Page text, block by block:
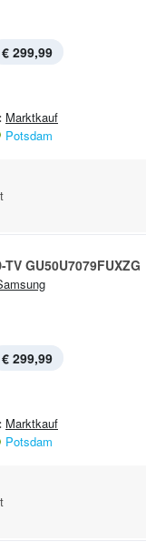
€ 299,99
Marktkauf
Potsdam
TV GU50U7079FUXZG
€ 299,99
Marktkauf
Potsdam